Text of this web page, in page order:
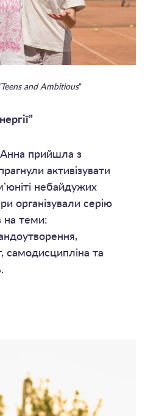
and Ambitious“
Анна прийшла з
активізувати
небайдужих
організували серію
на теми:
самодисципліна та